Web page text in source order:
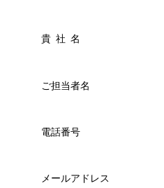
貴社名
ご担当者名
電話番号
メールアドレス